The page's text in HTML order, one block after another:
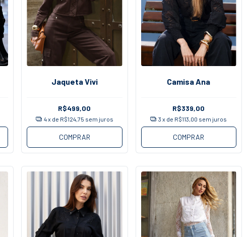
Jaqueta Vivi
R$499,00
4x de R$124,75 sem juros
COMPRAR
Camisa Ana
R$339,00
3 x de R$113,00 sem juros
COMPRAR